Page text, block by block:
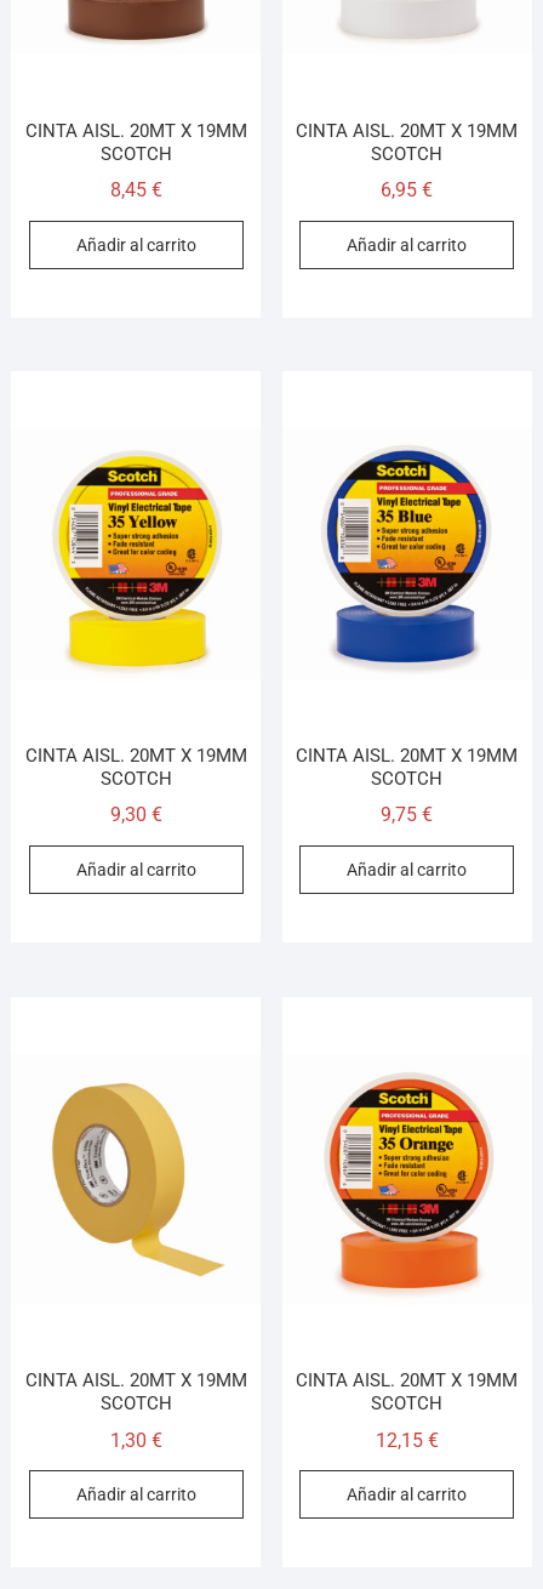
CINTA AISL. 20MT X 19MM
SCOTCH
8,45 €
Añadir al carrito
CINTA AISL. 20MT X 19MM
SCOTCH
6,95€
Añadir al carrito
CINTA AISL. 20MT X 19MM
SCOTCH
9,30 €
Añadir al carrito
CINTA AISL. 20MT X 19MM
SCOTCH
9,75€
Añadir al carrito
CINTA AISL. 20MT X 19MM
SCOTCH
1,30 €
Añadir al carrito
CINTA AISL. 20MT X 19MM
SCOTCH
12,15 €
Añadir al carrito